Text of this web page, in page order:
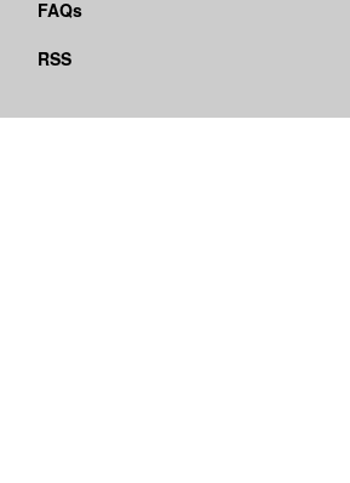
FAQs
RSS